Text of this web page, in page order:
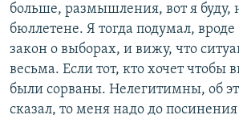
больше, размышления, вот я буду,
бюллетене. Я тогда подумал,
закон о выборах, и вижу, что
весьма. Если тот, кто хочет чтобы
были сорваны. Нелегитимны, об
сказал, то меня надо до